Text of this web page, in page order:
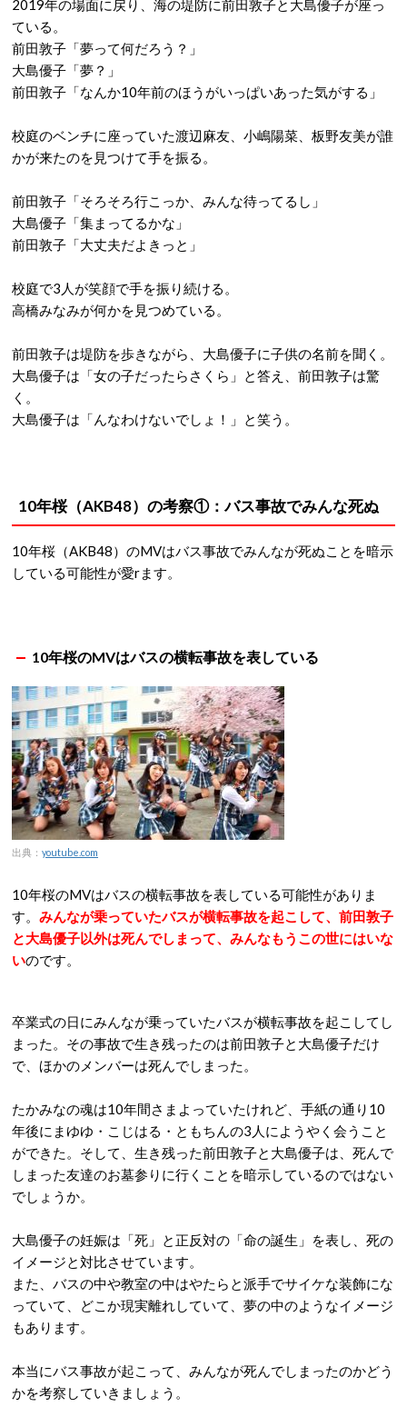
2019年の場面に戻り、海の堤防に前田敦子と大島優子が座っ
ている。
前田敦子「夢って何だろう？」
大島優子「夢？」
前田敦子「なんか10年前のほうがいっぱいあった気がする」
校庭のベンチに座っていた渡辺麻友、小嶋陽菜、板野友美が誰
かが来たのを見つけて手を振る。
前田敦子「そろそろ行こっか、みんな待ってるし」
大島優子「集まってるかな」
前田敦子「大丈夫だよきっと」
校庭で3人が笑顔で手を振り続ける。
高橋みなみが何かを見つめている。
前田敦子は堤防を歩きながら、大島優子に子供の名前を聞く。
大島優子は「女の子だったらさくら」と答え、前田敦子は驚
く。
大島優子は「んなわけないでしょ！」と笑う。
10年桜（AKB48）の考察①：バス事故でみんな死ぬ
10年桜（AKB48）のMVはバス事故でみんなが死ぬことを暗示
している可能性が愛rます。
10年桜のMVはバスの横転事故を表している
出典： youtube.com
10年桜のMVはバスの横転事故を表している可能性がありま
す。 みんなが乗っていたバスが横転事故を起こして、前田敦子
と大島優子以外は死んでしまって、みんなもうこの世にはいな
いのです。
卒業式の日にみんなが乗っていたバスが横転事故を起こしてし
まった。その事故で生き残ったのは前田敦子と大島優子だけ
で、ほかのメンバーは死んでしまった。
たかみなの魂は10年間さまよっていたけれど、手紙の通り10
年後にまゆゆ・こじはる・ともちんの3人にようやく会うこと
ができた。そして、生き残った前田敦子と大島優子は、死んで
しまった友達のお墓参りに行くことを暗示しているのではない
でしょうか。
大島優子の妊娠は「死」と正反対の「命の誕生」を表し、死の
イメージと対比させています。
また、バスの中や教室の中はやたらと派手でサイケな装飾にな
っていて、どこか現実離れしていて、夢の中のようなイメージ
もあります。
本当にバス事故が起こって、みんなが死んでしまったのかどう
かを考察していきましょう。